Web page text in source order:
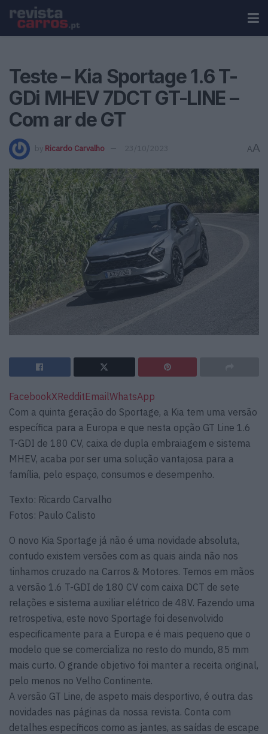
Teste – Kia Sportage 1.6 T-
GDi MHEV 7DCT GT-LINE –
Com ar de GT
by Ricardo Carvalho 23/10/2023 AA
FacebookXRedditEmailWhatsApp
Com a quinta geração do Sportage, a Kia tem uma versão
específica para a Europa e que nesta opção GT Line 1.6
T-GDI de 180 CV, caixa de dupla embraiagem e sistema
MHEV, acaba por ser uma solução vantajosa para a
família, pelo espaço, consumos e desempenho.
Texto: Ricardo Carvalho
Fotos: Paulo Calisto
O novo Kia Sportage já não é uma novidade absoluta,
contudo existem versões com as quais ainda não nos
tinhamos cruzado na Carros & Motores. Temos em mãos
a versão 1.6 T-GDI de 180 CV com caixa DCT de sete
relações e sistema auxiliar elétrico de 48V. Fazendo uma
retrospetiva, este novo Sportage foi desenvolvido
especificamente para a Europa e é mais pequeno que o
modelo que se comercializa no resto do mundo, 85 mm
mais curto. O grande objetivo foi manter a receita original,
pelo menos no Velho Continente.
A versão GT Line, de aspeto mais desportivo, é outra das
novidades nas páginas da nossa revista. Conta com
detalhes específicos como as jantes, as saídas de escape